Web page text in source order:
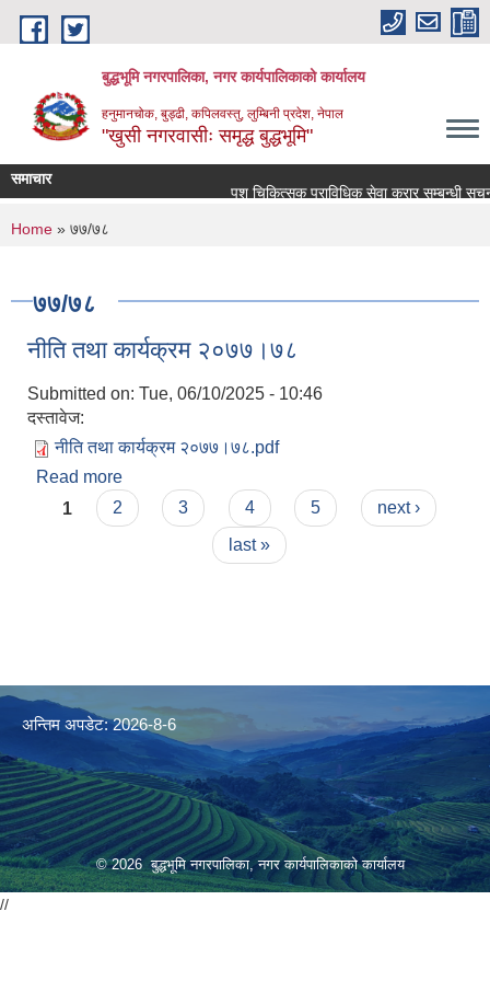
Skip to main content
बुद्धभूमि नगरपालिका, नगर कार्यपालिकाको कार्यालय
हनुमानचोक, बुड्ढी, कपिलवस्तु, लुम्बिनी प्रदेश, नेपाल
"खुसी नगरवासीः समृद्ध बुद्धभूमि"
समाचार
पशु चिकित्सक प्राविधिक सेवा करार सम्बन्धी
You are here
Home » ७७/७८
७७/७८
नीति तथा कार्यक्रम २०७७।७८
Submitted on: Tue, 06/10/2025 - 10:46
दस्तावेज:
नीति तथा कार्यक्रम २०७७।७८.pdf
Read more
Pages
1 2 3 4 5
next ›
last »
अन्तिम अपडेट: 2026-8-6
© 2026 बुद्धभूमि नगरपालिका, नगर कार्यपालिकाको कार्यालय
//